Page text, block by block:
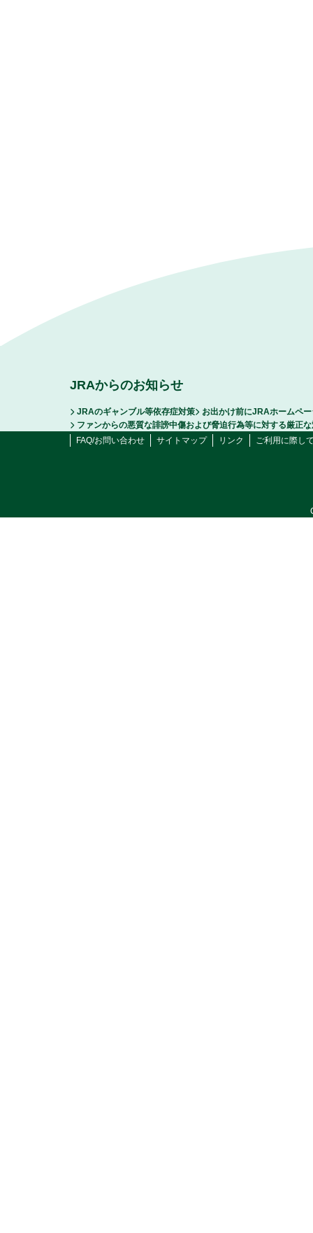
JRAからのお知らせ
JRAのギャンブル等依存症対策
お出かけ前にJRAホームペ
ファンからの悪質な誹謗中傷および脅迫行為等に対する厳正
FAQ/お問い合わせ
サイトマップ リンク ご利用に際し